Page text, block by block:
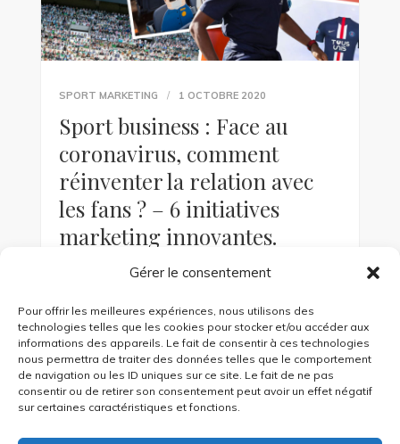
Gérer le consentement
Pour offrir les meilleures expériences, nous utilisons des
technologies telles que les cookies pour stocker et/ou accéder aux
informations des appareils. Le fait de consentir à ces technologies
nous permettra de traiter des données telles que le comportement
de navigation ou les ID uniques sur ce site. Le fait de ne pas
consentir ou de retirer son consentement peut avoir un effet négatif
sur certaines caractéristiques et fonctions.
SPORT MARKETING 1 OCTOBRE 2020
Sport business : Face au
coronavirus, comment
réinventer la relation avec
les fans ? – 6 initiatives
marketing innovantes.
Matchs annulés, saisons interrompues, stades à
durement frappé le monde du sport. La
pérennité économique de bon […]
KEEP READING